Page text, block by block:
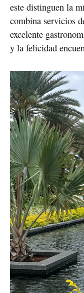
este distinguen la
combina servicios
excelente
y la felicidad